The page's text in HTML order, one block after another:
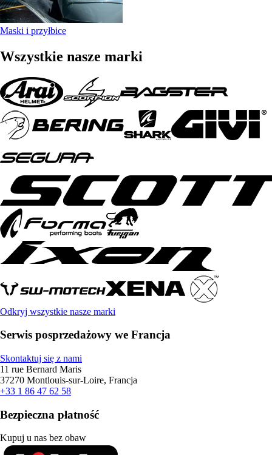
Maski i przyłbice
Wszystkie nasze marki
Odkryj wszystkie nasze marki
Serwis posprzedażowy we Francja
Skontaktuj się z nami
11 rue Bernard Maris
37270 Montlouis-sur-Loire, Francja
+33 1 86 47 62 58
Bezpieczna płatność
Kupuj u nas bez obaw